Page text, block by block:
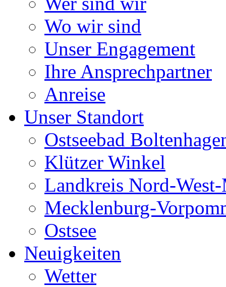
Wo wir sind
Unser Engagement
Ihre Ansprechpartner
Anreise
Unser Standort
Ostseebad
Klützer Winkel
Landkreis Nord-
Mecklenburg-
Ostsee
Neuigkeiten
Wetter